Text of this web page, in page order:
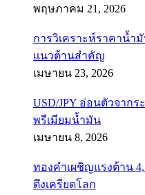
พฤษภาคม 21, 2026
การวิเคราะห์ราคาน้ำ
แนวต้านสำคัญ
เมษายน 23, 2026
USD/JPY อ่อนตัวจาก
พรีเมียมน้ำมัน
เมษายน 8, 2026
ทองคำเผชิญแรงต้าน
ตึงเครียดโลก